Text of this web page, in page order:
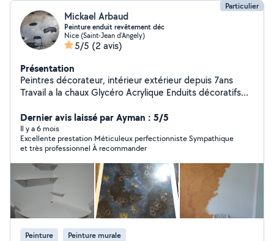
Particulier
Mickael Arbaud
Peinture enduit revêtement déc
Nice (Saint-Jean d'Angely)
5/5 (2 avis)
Présentation
Peintres décorateur, intérieur extérieur depuis 7ans
Travail a la chaux Glycéro Acrylique Enduits décoratifs
polyvalent dans plusieurs domaines Je prendrais plaisir à
Dernier avis laissé par Ayman : 5/5
Il y a 6 mois
Excellente prestation Méticuleux perfectionniste Sympathique
et très professionnel À recommander
Peinture Peinture murale